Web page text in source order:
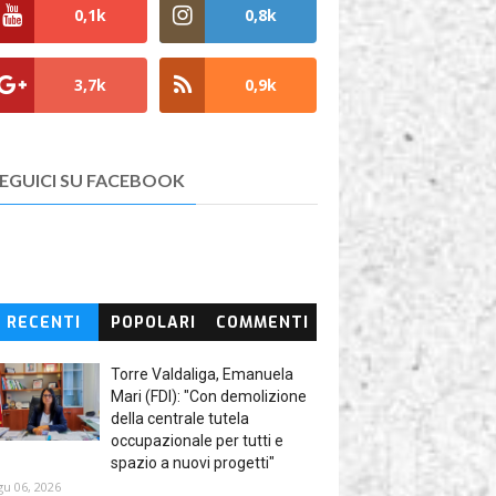
0,1k 0,8k
3,7k 0,9k
SU FACEBOOK
RECENTI POPOLARI COMMENTI
Torre Valdaliga, Emanuela
Mari (FDI): "Con demolizione
della centrale tutela
occupazionale per tutti e
spazio a nuovi progetti"
06, 2026